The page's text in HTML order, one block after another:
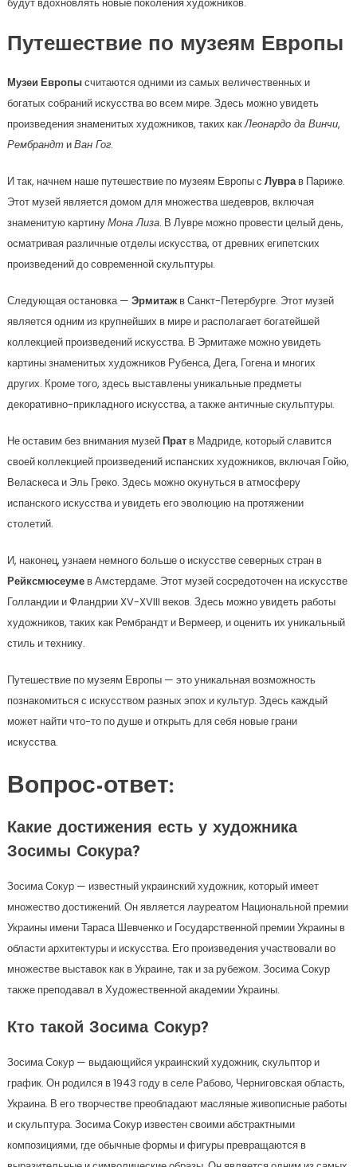
Путешествие по музеям Европы
Музеи Европысчитаются одними из самых величественных и
богатых собраний искусства во всем мире. Здесь можно увидеть
произведения знаменитых художников, таких какЛеонардо да Винчи,
РембрандтиВан Гог.
И так, начнем наше путешествие по музеям Европы с Луврав Париже.
Этот музей является домом для множества шедевров, включая
знаменитую картинуМона Лиза. В Лувре можно провести целый день,
осматривая различные отделы искусства, от древних египетских
произведений до современной скульптуры.
Следующая остановка — Эрмитажв Санкт-Петербурге. Этот музей
является одним из крупнейших в мире и располагает богатейшей
коллекцией произведений искусства. В Эрмитаже можно увидеть
картины знаменитых художников Рубенса, Дега, Гогена и многих
других. Кроме того, здесь выставлены уникальные предметы
декоративно-прикладного искусства, а также античные скульптуры.
Не оставим без внимания музейПратв Мадриде, который славится
своей коллекцией произведений испанских художников, включая Гойю,
Веласкеса и Эль Греко. Здесь можно окунуться в атмосферу
испанского искусства и увидеть его эволюцию на протяжении
столетий.
И, наконец, узнаем немного больше о искусстве северных стран в
Рейксмюсеумев Амстердаме. Этот музей сосредоточен на искусстве
Голландии и Фландрии XV-XVIII веков. Здесь можно увидеть работы
художников, таких как Рембрандт и Вермеер, и оценить их уникальный
стиль и технику.
Путешествие по музеям Европы — это уникальная возможность
познакомиться с искусством разных эпох и культур. Здесь каждый
может найти что-то по душе и открыть для себя новые грани
искусства.
Вопрос-ответ:
Какие достижения есть у художника
Зосимы Сокура?
Зосима Сокур — известный украинский художник, который имеет
множество достижений. Он является лауреатом Национальной премии
Украины имени Тараса Шевченко и Государственной премии Украины в
области архитектуры и искусства. Его произведения участвовали во
множестве выставок как в Украине, так и за рубежом. Зосима Сокур
также преподавал в Художественной академии Украины.
Кто такой Зосима Сокур?
Зосима Сокур — выдающийся украинский художник, скульптор и
график. Он родился в 1943 году в селе Рабово, Черниговская область,
Украина. В его творчестве преобладают масляные живописные работы
и скульптура. Зосима Сокур известен своими абстрактными
композициями, где обычные формы и фигуры превращаются в